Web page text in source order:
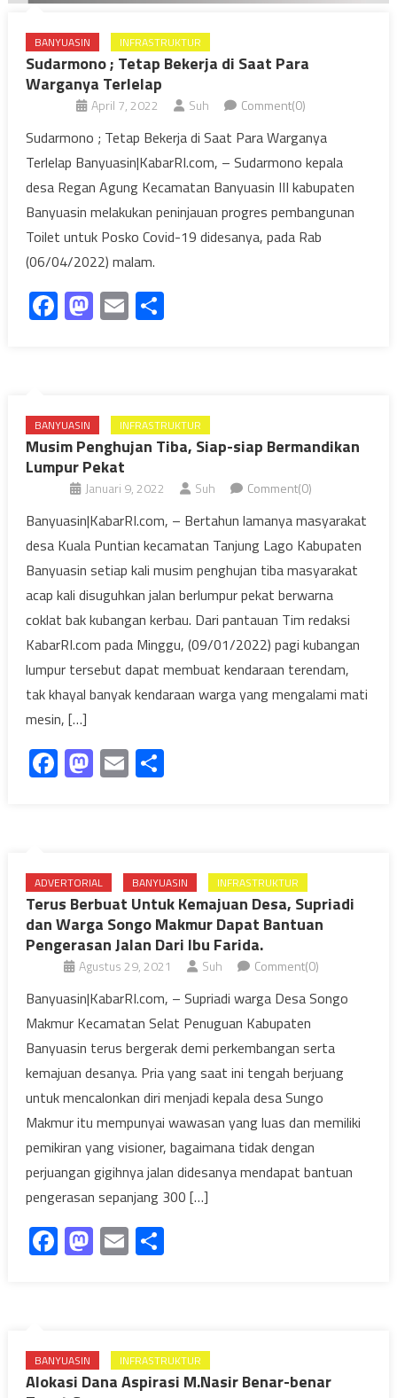
BANYUASIN INFRASTRUKTUR
Sudarmono ; Tetap Bekerja di Saat Para
Warganya Terlelap
April 7, 2022 Suh Comment(0)
Sudarmono ; Tetap Bekerja di Saat Para Warganya
Terlelap Banyuasin|KabarRI.com, – Sudarmono kepala
desa Regan Agung Kecamatan Banyuasin III kabupaten
Banyuasin melakukan peninjauan progres pembangunan
Toilet untuk Posko Covid-19 didesanya, pada Rab
(06/04/2022) malam.
Facebook
Mastodon
EmailShare
BANYUASIN INFRASTRUKTUR
Musim Penghujan Tiba, Siap-siap Bermandikan
Lumpur Pekat
Januari 9, 2022 Suh Comment(0)
Banyuasin|KabarRI.com, – Bertahun lamanya masyarakat
desa Kuala Puntian kecamatan Tanjung Lago Kabupaten
Banyuasin setiap kali musim penghujan tiba masyarakat
acap kali disuguhkan jalan berlumpur pekat berwarna
coklat bak kubangan kerbau. Dari pantauan Tim redaksi
KabarRI.com pada Minggu, (09/01/2022) pagi kubangan
lumpur tersebut dapat membuat kendaraan terendam,
tak khayal banyak kendaraan warga yang mengalami mati
mesin, […]
Facebook
Mastodon
EmailShare
ADVERTORIAL BANYUASIN INFRASTRUKTUR
Terus Berbuat Untuk Kemajuan Desa, Supriadi
dan Warga Songo Makmur Dapat Bantuan
Pengerasan Jalan Dari Ibu Farida.
Agustus 29, 2021 Suh Comment(0)
Banyuasin|KabarRI.com, – Supriadi warga Desa Songo
Makmur Kecamatan Selat Penuguan Kabupaten
Banyuasin terus bergerak demi perkembangan serta
kemajuan desanya. Pria yang saat ini tengah berjuang
untuk mencalonkan diri menjadi kepala desa Sungo
Makmur itu mempunyai wawasan yang luas dan memiliki
pemikiran yang visioner, bagaimana tidak dengan
perjuangan gigihnya jalan didesanya mendapat bantuan
pengerasan sepanjang 300 […]
Facebook
Mastodon
EmailShare
BANYUASIN INFRASTRUKTUR
Alokasi Dana Aspirasi M.Nasir Benar-benar